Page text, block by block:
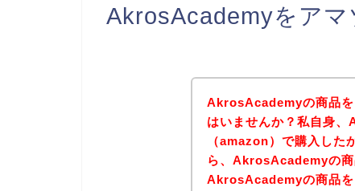
AkrosAcademyをア
AkrosAcademyの商品
はいませんか？私自身
（amazon）で購入した
ら、AkrosAcademyの商
AkrosAcademyの商品を